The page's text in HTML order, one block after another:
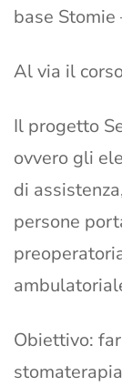
base Stomie
Al via il
Il progetto
ovvero gli
di
persone
Obiettivo: